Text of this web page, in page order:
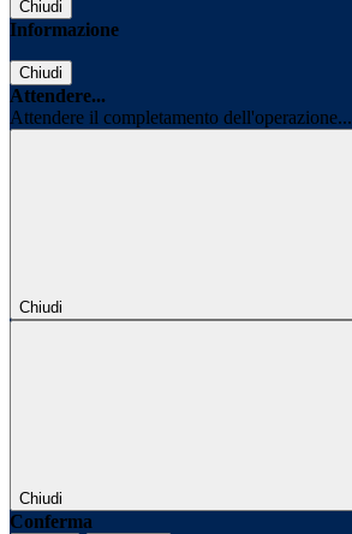
Chiudi
Informazione
Chiudi
Attendere...
Attendere il completamento dell'operazione...
Chiudi
Chiudi
Conferma